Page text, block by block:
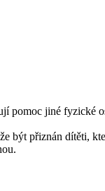
pomoc jiné
být přiznán dítěti,